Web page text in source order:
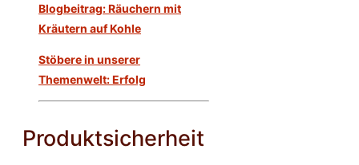
Blogbeitrag: Räuchern mit
Kräutern auf Kohle
Stöbere in unserer
Themenwelt: Erfolg
Produktsicherheit